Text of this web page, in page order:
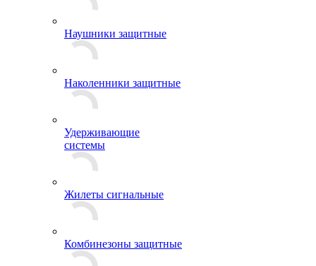
Наушники защитные
Наколенники защитные
Удерживающие
системы
Жилеты сигнальные
Комбинезоны защитные